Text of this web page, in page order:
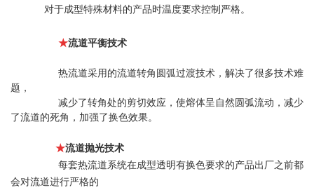
对于成型特殊材料的产品时温度要求控制严格。
★流道平衡技术
热流道采用的流道转角圆弧过渡技术，解决了很多技术难
题，
减少了转角处的剪切效应，使熔体呈自然圆弧流动，减少
了流道的死角，加强了换色效果。
★流道抛光技术
每套热流道系统在成型透明有换色要求的产品出厂之前都
会对流道进行严格的